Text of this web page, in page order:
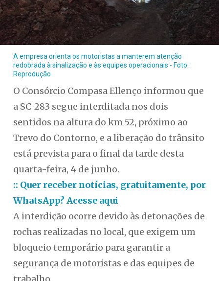
A empresa orienta os motoristas a manterem atenção
redobrada à sinalização e às equipes operacionais - Foto:
Reprodução
O Consórcio Compasa Ellenço informou que
a SC-283 segue interditada nos dois
sentidos na altura do km 52, próximo ao
Trevo do Contorno, e a liberação do trânsito
está prevista para o final da tarde desta
quarta-feira, 4 de junho.
:: Quer receber notícias, gratuitamente, por
WhatsApp? Acesse aqui
A interdição ocorre devido às detonações de
rochas realizadas no local, que exigem um
bloqueio temporário para garantir a
segurança de motoristas e das equipes de